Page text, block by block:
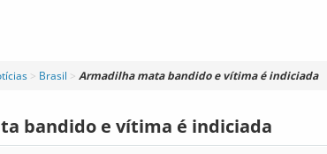
> Brasil > Armadilha mata bandido e vítima é indiciada
bandido e vítima é indiciada